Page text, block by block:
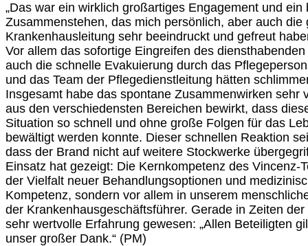
„Das war ein wirklich großartiges Engagement und ein
Zusammenstehen, das mich persönlich, aber auch die
Krankenhausleitung sehr beeindruckt und gefreut
Vor allem das sofortige Eingreifen des
auch die schnelle Evakuierung durch das
und das Team der Pflegedienstleitung hätten
Insgesamt habe das spontane Zusammenwirken sehr
aus den verschiedensten Bereichen bewirkt, dass
Situation so schnell und ohne große Folgen für das
bewältigt werden konnte. Dieser schnellen Reaktion
dass der Brand nicht auf weitere Stockwerke
Einsatz hat gezeigt: Die Kernkompetenz des Vincenz-
der Vielfalt neuer Behandlungsoptionen und
Kompetenz, sondern vor allem in unserem
der Krankenhausgeschäftsführer. Gerade in Zeiten
sehr wertvolle Erfahrung gewesen: „Allen Beteiligten
unser großer Dank.“ (PM)